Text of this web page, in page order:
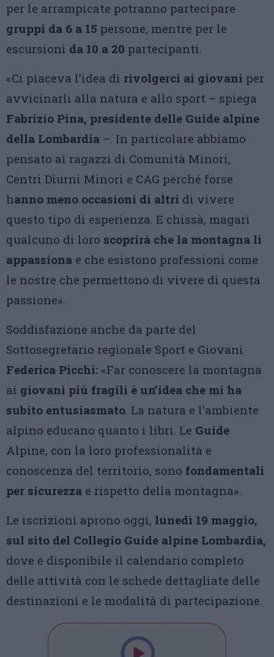
per le arrampicate potranno partecipare
gruppi da 6 a 15 persone, mentre per le
escursioni da 10 a 20 partecipanti.
«Ci piaceva l’idea di rivolgerci ai giovani per
avvicinarli alla natura e allo sport – spiega
Fabrizio Pina, presidente delle Guide alpine
della Lombardia –. In particolare abbiamo
pensato ai ragazzi di Comunità Minori,
Centri Diurni Minori e CAG perché forse
hanno meno occasioni di altri di vivere
questo tipo di esperienza. E chissà, magari
qualcuno di loro scoprirà che la montagna li
appassiona e che esistono professioni come
le nostre che permettono di vivere di questa
passione».
Soddisfazione anche da parte del
Sottosegretario regionale Sport e Giovani
Federica Picchi: «Far conoscere la montagna
ai giovani più fragili è un’idea che mi ha
subito entusiasmato. La natura e l’ambiente
alpino educano quanto i libri. Le Guide
Alpine, con la loro professionalità e
conoscenza del territorio, sono fondamentali
per sicurezza e rispetto della montagna».
Le iscrizioni aprono oggi, lunedì 19 maggio,
sul sito del Collegio Guide alpine Lombardia,
dove è disponibile il calendario completo
delle attività con le schede dettagliate delle
destinazioni e le modalità di partecipazione.